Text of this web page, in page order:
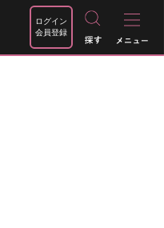
ログイン
会員登録